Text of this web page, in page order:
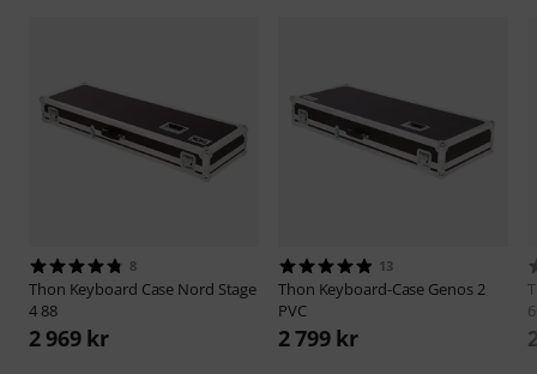
8
Thon Keyboard Case Nord Stage
4 88
2 969 kr
13
Thon Keyboard-Case Genos 2
PVC
2 799 kr